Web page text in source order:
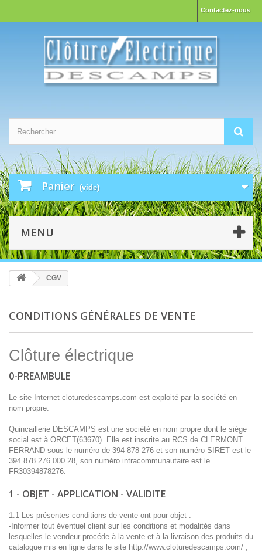
Contactez-nous
Panier (vide)
MENU
CGV
CONDITIONS GÉNÉRALES DE VENTE
Clôture électrique
0-PREAMBULE
Le site Internet cloturedescamps.com est exploité par la société en
nom propre.
Quincaillerie DESCAMPS est une société en nom propre dont le siège
social est à ORCET(63670). Elle est inscrite au RCS de CLERMONT
FERRAND sous le numéro de 394 878 276 et son numéro SIRET est le
394 878 276 000 28, son numéro intracommunautaire est le
FR30394878276.
1 - OBJET - APPLICATION - VALIDITE
1.1 Les présentes conditions de vente ont pour objet :
-Informer tout éventuel client sur les conditions et modalités dans
lesquelles le vendeur procéde à la vente et à la livraison des produits du
catalogue mis en ligne dans le site http://www.cloturedescamps.com/ ;